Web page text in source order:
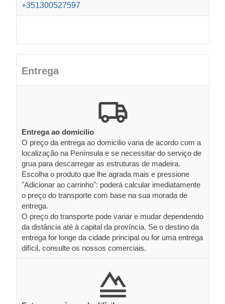
+351300527597
Entrega
Entrega ao domicilio
O preço da entrega ao domicilio varia de acordo com a
localização na Península e se necessitar do serviço de
grua para descarregar as estruturas de madeira.
Escolha o produto que lhe agrada mais e pressione
"Adicionar ao carrinho": poderá calcular imediatamente
o preço do transporte com base na sua morada de
entrega.
O preço do transporte pode variar e mudar dependendo
da distância até à capital da província. Se o destino da
entrega for longe da cidade principal ou for uma entrega
difícil, consulte os nossos comerciais.